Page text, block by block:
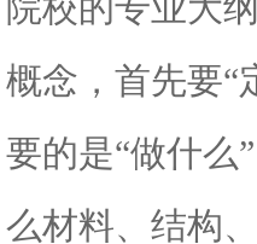
院校的专业大
概念，首先要“
要的是“做什么
么材料、结构